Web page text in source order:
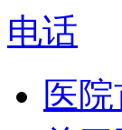
电话
医